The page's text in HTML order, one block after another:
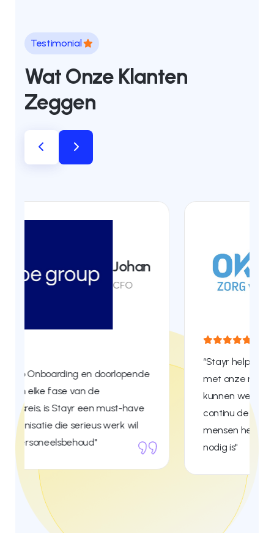
Testimonial
Wat Onze Klanten
Zeggen
Julia
Manager
“Stayr helpt ons écht in contact te blijven
met onze medewerkers. Dankzij Stayr
kunnen we op een laagdrempelige manier
continu de vinger aan de pols houden en
mensen helpen op het moment dat het
nodig is"